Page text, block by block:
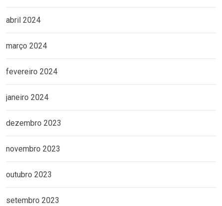
abril 2024
março 2024
fevereiro 2024
janeiro 2024
dezembro 2023
novembro 2023
outubro 2023
setembro 2023